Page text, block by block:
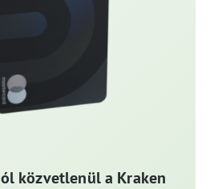
közvetlenül a Kraken